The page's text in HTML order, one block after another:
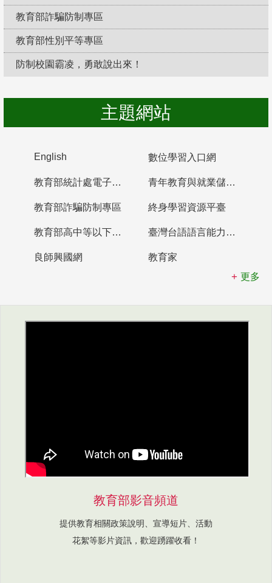
教育部詐騙防制專區
教育部性別平等專區
防制校園霸凌，勇敢說出來！
主題網站
English 數位學習入口網
教育部統計處電子書櫃 青年教育與就業儲蓄帳戶
教育部詐騙防制專區 終身學習資源平臺
教育部高中等以下學校及幼兒園教師資格檢定考試 臺灣台語語言能力認證網站
良師興國網
教育家
更多
教育部影音頻道
提供教育相關政策說明、宣導短片、活動
花絮等影片資訊，歡迎踴躍收看！